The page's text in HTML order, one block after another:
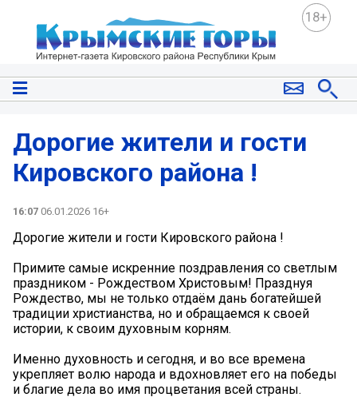
18+
Дорогие жители и гости
Кировского района !
16:07 06.01.2026 16+
Дорогие жители и гости Кировского района !
Примите самые искренние поздравления со светлым
праздником - Рождеством Христовым! Празднуя
Рождество, мы не только отдаём дань богатейшей
традиции христианства, но и обращаемся к своей
истории, к своим духовным корням.
Именно духовность и сегодня, и во все времена
укрепляет волю народа и вдохновляет его на победы
и благие дела во имя процветания всей страны.